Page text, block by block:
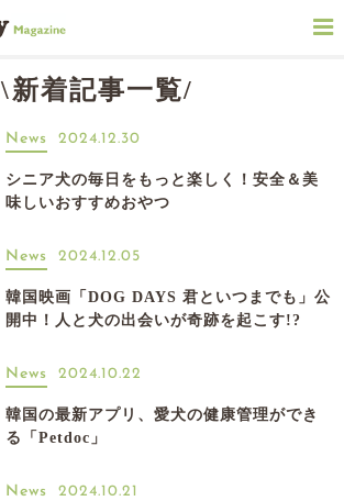
\新着記事一覧/
News 2024.12.30
シニア犬の毎日をもっと楽しく！安全＆美
味しいおすすめおやつ
News 2024.12.05
韓国映画「DOG DAYS 君といつまでも」公
開中！人と犬の出会いが奇跡を起こす!?
News 2024.10.22
韓国の最新アプリ、愛犬の健康管理ができ
る「Petdoc」
News 2024.10.21